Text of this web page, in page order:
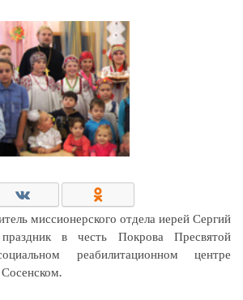
миссионерского отдела иерей Сергий
в честь Покрова Пресвятой
реабилитационном центре
Сосенском.